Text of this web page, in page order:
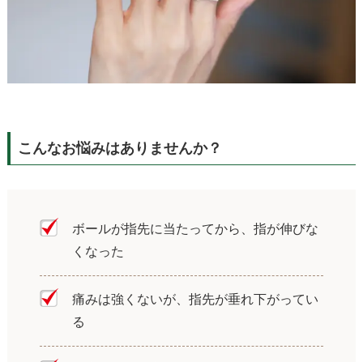
こんなお悩みはありませんか？
ボールが指先に当たってから、指が伸びな
くなった
痛みは強くないが、指先が垂れ下がってい
る